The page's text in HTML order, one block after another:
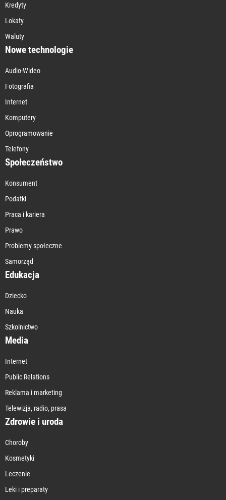
Kredyty
Lokaty
Waluty
Nowe technologie
Audio-Wideo
Fotografia
Internet
Komputery
Oprogramowanie
Telefony
Społeczeństwo
Konsument
Podatki
Praca i kariera
Prawo
Problemy społeczne
Samorząd
Edukacja
Dziecko
Nauka
Szkolnictwo
Media
Internet
Public Relations
Reklama i marketing
Telewizja, radio, prasa
Zdrowie i uroda
Choroby
Kosmetyki
Leczenie
Leki i preparaty